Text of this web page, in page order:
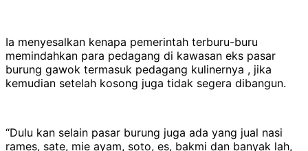
Ia menyesalkan kenapa pemerintah terburu-buru
memindahkan para pedagang di kawasan eks pasar
burung gawok termasuk pedagang kulinernya , jika
kemudian setelah kosong juga tidak segera dibangun.
“Dulu kan selain pasar burung juga ada yang jual nasi
rames, sate, mie ayam, soto, es, bakmi dan banyak lah,